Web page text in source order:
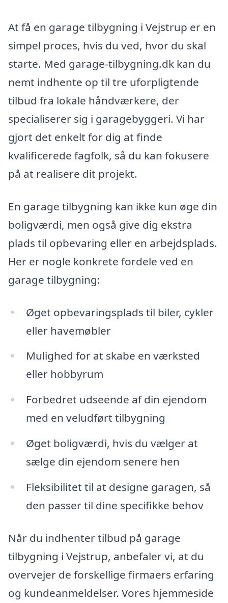
At få en garage tilbygning i Vejstrup er en
simpel proces, hvis du ved, hvor du skal
starte. Med garage-tilbygning.dk kan du
nemt indhente op til tre uforpligtende
tilbud fra lokale håndværkere, der
specialiserer sig i garagebyggeri. Vi har
gjort det enkelt for dig at finde
kvalificerede fagfolk, så du kan fokusere
på at realisere dit projekt.
En garage tilbygning kan ikke kun øge din
boligværdi, men også give dig ekstra
plads til opbevaring eller en arbejdsplads.
Her er nogle konkrete fordele ved en
garage tilbygning:
Øget opbevaringsplads til biler, cykler
eller havemøbler
Mulighed for at skabe en værksted
eller hobbyrum
Forbedret udseende af din ejendom
med en veludført tilbygning
Øget boligværdi, hvis du vælger at
sælge din ejendom senere hen
Fleksibilitet til at designe garagen, så
den passer til dine specifikke behov
Når du indhenter tilbud på garage
tilbygning i Vejstrup, anbefaler vi, at du
overvejer de forskellige firmaers erfaring
og kundeanmeldelser. Vores hjemmeside